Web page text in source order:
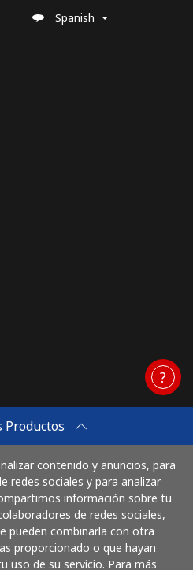
Productos
contenido y anuncios, para
redes sociales y para analizar
información sobre tu
de redes sociales,
pueden combinarla con otra
proporcionado o que hayan
uso de su servicio. Para más
Spanish
con